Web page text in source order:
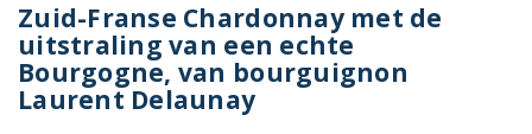
Zuid-Franse Chardonnay met de
uitstraling van een echte
Bourgogne, van bourguignon
Laurent Delaunay